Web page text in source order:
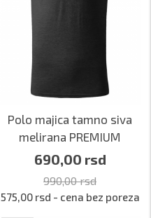
Polo majica tamno siva
melirana PREMIUM
690,00 rsd
990,00 rsd
575,00 rsd - cena bez poreza